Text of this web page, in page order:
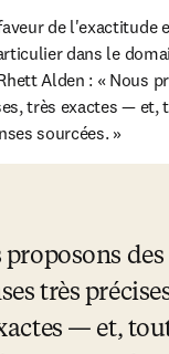
de l'exactitude
dans le
Alden : « Nous
très exactes — et,
sourcées. »
proposons des
très
— et,